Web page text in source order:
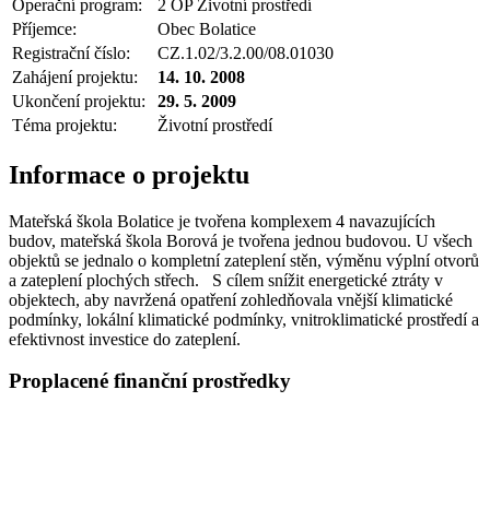
Operační program:
2 OP Životní prostředí
Příjemce:
Obec Bolatice
Registrační číslo:
CZ.1.02/3.2.00/08.01030
Zahájení projektu:
14. 10. 2008
Ukončení projektu:
29. 5. 2009
Téma projektu:
Životní prostředí
Informace o projektu
Mateřská škola Bolatice je tvořena komplexem 4 navazujících
budov, mateřská škola Borová je tvořena jednou budovou. U všech
objektů se jednalo o kompletní zateplení stěn, výměnu výplní otvorů
a zateplení plochých střech. S cílem snížit energetické ztráty v
objektech, aby navržená opatření zohledňovala vnější klimatické
podmínky, lokální klimatické podmínky, vnitroklimatické prostředí a
efektivnost investice do zateplení.
Proplacené finanční prostředky